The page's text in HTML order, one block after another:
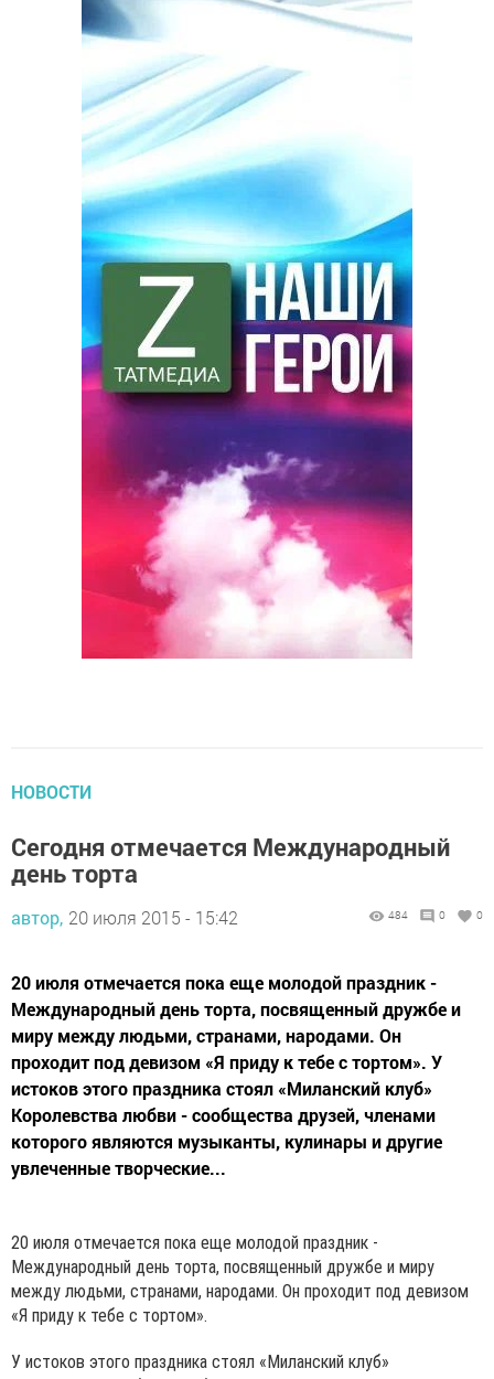
НОВОСТИ
Сегодня отмечается Международный
день торта
автор, 20 июля 2015 - 15:42 484 0 0
20 июля отмечается пока еще молодой праздник -
Международный день торта, посвященный дружбе и
миру между людьми, странами, народами. Он
проходит под девизом «Я приду к тебе с тортом». У
истоков этого праздника стоял «Миланский клуб»
Королевства любви - сообщества друзей, членами
которого являются музыканты, кулинары и другие
увлеченные творческие...
20 июля отмечается пока еще молодой праздник -
Международный день торта, посвященный дружбе и миру
между людьми, странами, народами. Он проходит под девизом
«Я приду к тебе с тортом».
У истоков этого праздника стоял «Миланский клуб»